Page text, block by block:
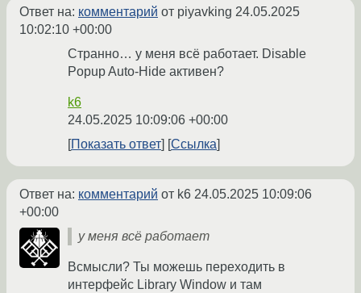
Ответ на: комментарий от piyavking 24.05.2025
10:02:10 +00:00
Странно… у меня всё работает. Disable
Popup Auto-Hide активен?
k6
24.05.2025 10:09:06 +00:00
Показать ответ
Ссылка
Ответ на: комментарий от k6 24.05.2025 10:09:06
+00:00
у меня всё работает
Всмысли? Ты можешь переходить в
интерфейс Library Window и там